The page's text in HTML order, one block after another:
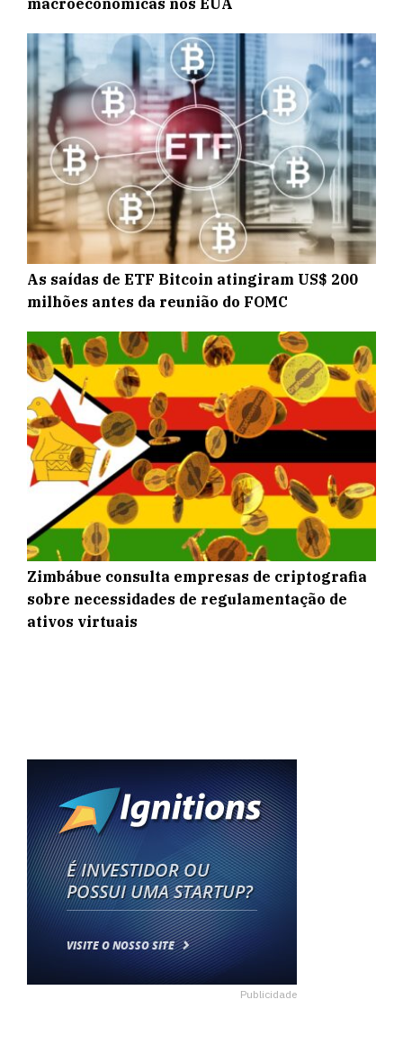
macroeconômicas nos EUA
As saídas de ETF Bitcoin atingiram US$ 200
milhões antes da reunião do FOMC
Zimbábue consulta empresas de criptografia
sobre necessidades de regulamentação de
ativos virtuais
Publicidade